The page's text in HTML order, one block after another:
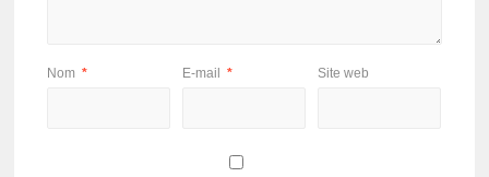
Nom * E-mail * Site web